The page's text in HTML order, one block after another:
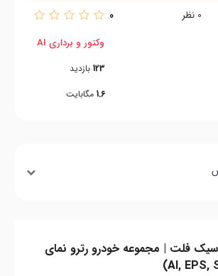
0 نظر 0
وکتور و برداری AI
123 بازدید
1.6 مگابایت
فلت | مجموعه خودرو رترو نمای